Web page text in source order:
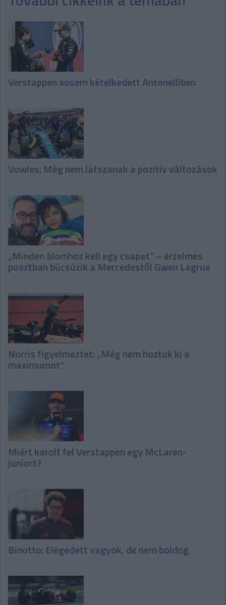
Verstappen sosem kételkedett Antonelliben
Vowles: Még nem látszanak a pozitív változások
„Minden álomhoz kell egy csapat” – érzelmes
posztban búcsúzik a Mercedestől Gwen Lagrue
Norris figyelmeztet: „Még nem hoztuk ki a
maximumot”
Miért karolt fel Verstappen egy McLaren-
juniort?
Binotto: Elégedett vagyok, de nem boldog